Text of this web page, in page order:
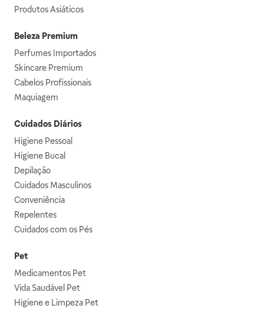
Produtos Asiáticos
Beleza Premium
Perfumes Importados
Skincare Premium
Cabelos Profissionais
Maquiagem
Cuidados Diários
Higiene Pessoal
Higiene Bucal
Depilação
Cuidados Masculinos
Conveniência
Repelentes
Cuidados com os Pés
Pet
Medicamentos Pet
Vida Saudável Pet
Higiene e Limpeza Pet